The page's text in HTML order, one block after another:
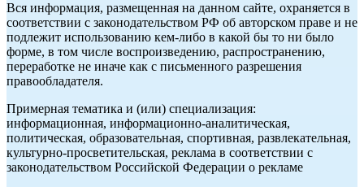
Вся информация, размещенная на данном сайте, охраняется в
соответствии с законодательством РФ об авторском праве и не
подлежит использованию кем-либо в какой бы то ни было
форме, в том числе воспроизведению, распространению,
переработке не иначе как с письменного разрешения
правообладателя.
Примерная тематика и (или) специализация:
информационная, информационно-аналитическая,
политическая, образовательная, спортивная, развлекательная,
культурно-просветительская, реклама в соответствии с
законодательством Российской Федерации о рекламе